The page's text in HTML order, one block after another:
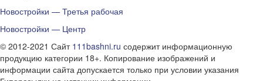
Новостройки — Третья рабочая
Новостройки — Центр
© 2012-2021 Сайт 111bashni.ru содержит информационную
продукцию категории 18+. Копирование изображений и
информации сайта допускается только при условии указания